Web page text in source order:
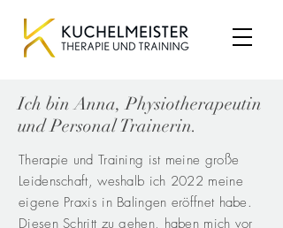
Ich bin Anna, Physiotherapeutin
und Personal Trainerin.
Therapie und Training ist meine große
Leidenschaft, weshalb ich 2022 meine
eigene Praxis in Balingen eröffnet habe.
Diesen Schritt zu gehen, haben mich vor